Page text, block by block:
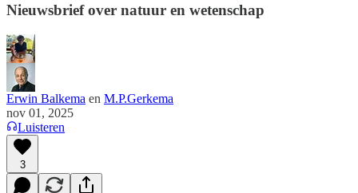
Nieuwsbrief over natuur en wetenschap
Erwin Balkema en M.P.Gerkema
nov 01, 2025
Luisteren
3